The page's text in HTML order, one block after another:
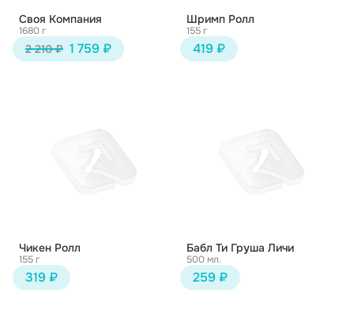
Своя Компания
1680 г
2 210 ₽ 1 759 ₽
Шримп Ролл
155 г
419 ₽
Чикен Ролл
155 г
319 ₽
Бабл Ти Груша Личи
500 мл.
259 ₽